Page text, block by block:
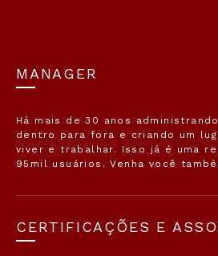
MANAGER
Há mais de 30 anos
dentro para fora e criando um
viver e trabalhar. Isso já é uma
95mil usuários. Venha você
CERTIFICAÇÕES E